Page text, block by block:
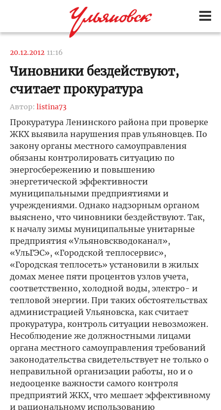
20.12.2012 11:16
Чиновники бездействуют,
считает прокуратура
Автор: listina73
Прокуратура Ленинского района при проверке
ЖКХ выявила нарушения прав ульяновцев. По
закону органы местного самоуправления
обязаны контролировать ситуацию по
энергосбережению и повышению
энергетической эффективности
муниципальными предприятиями и
учреждениями. Однако надзорным органом
выяснено, что чиновники бездействуют. Так,
к началу зимы муниципальные унитарные
предприятия «Ульяновскводоканал»,
«УльГЭС», «Городской теплосервис»,
«Городская теплосеть» установили в жилых
домах менее пяти процентов узлов учета,
соответственно, холодной воды, электро- и
тепловой энергии. При таких обстоятельствах
администрацией Ульяновска, как считает
прокуратура, контроль ситуации невозможен.
Несоблюдение же должностными лицами
органа местного самоуправления требований
законодательства свидетельствует не только о
неправильной организации работы, но и о
недооценке важности самого контроля
предприятий ЖКХ, что мешает эффективному
и рациональному использованию